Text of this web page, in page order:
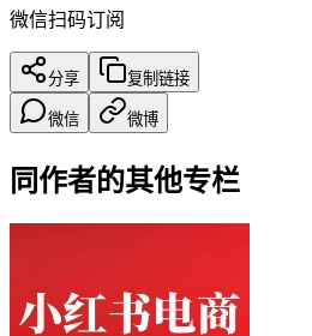
微信扫码订阅
分享 复制链接
微信 微博
同作者的其他专栏